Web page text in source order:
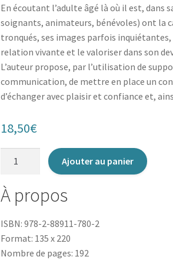
En écoutant l’adulte âgé là où il est, dans
soignants, animateurs, bénévoles) ont la
tronqués, ses images parfois
relation vivante et le valoriser dans son
L’auteur propose, par l’utilisation de
communication, de mettre en place un
d’échanger avec plaisir et confiance et,
18,50€
Alzheimer,
gardez
contact
!
Ajouter au panier
À propos
ISBN: 978-2-88911-780-2
Format: 135 x 220
Nombre de pages: 192